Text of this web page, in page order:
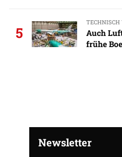
5
TECHNISCH
Auch
frühe
Newsletter